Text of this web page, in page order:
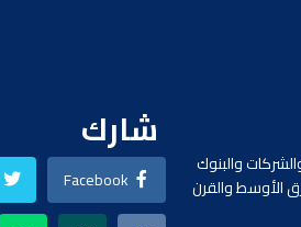
والبنوك
الأوسط والقرن
شارك
Facebook